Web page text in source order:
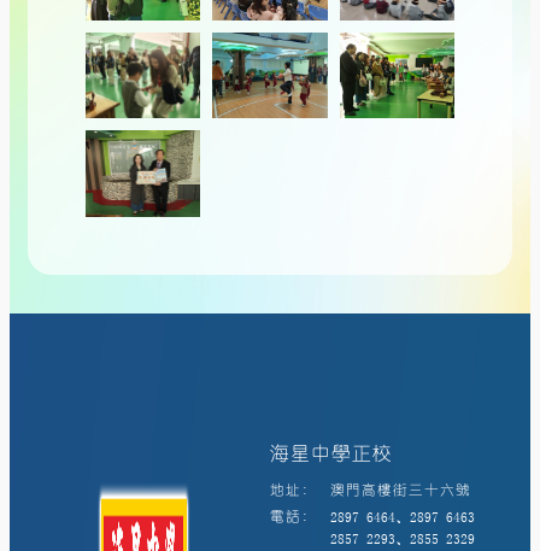
海星中學正校
地址:
澳門高樓街三十六號
電話:
2897 6464、2897 6463
2857 2293、2855 2329